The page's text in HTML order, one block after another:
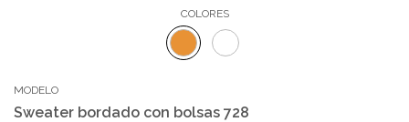
COLORES
MODELO
Sweater bordado con bolsas 728